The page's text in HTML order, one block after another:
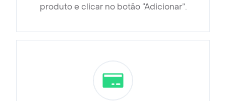
produto e clicar no botão “Adicionar”.